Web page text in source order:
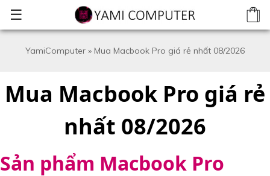
☰
YamiComputer » Mua Macbook Pro giá rẻ nhất 08/2026
Mua Macbook Pro giá rẻ
nhất 08/2026
Sản phẩm Macbook Pro